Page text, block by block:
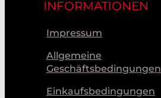
INFORMATIONEN
Impressum
Allgemeine
Geschäftsbedingungen
Einkaufsbedingungen